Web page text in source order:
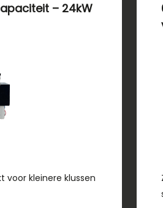
– 24kW
voor kleinere klussen